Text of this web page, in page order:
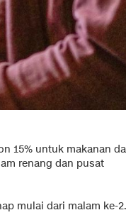
15% untuk makanan
renang dan pusat
mulai dari malam ke-2.